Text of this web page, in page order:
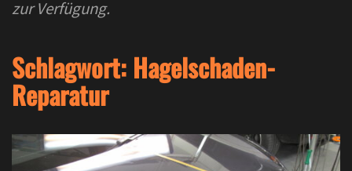
zur Verfügung.
Schlagwort: Hagelschaden-
Reparatur